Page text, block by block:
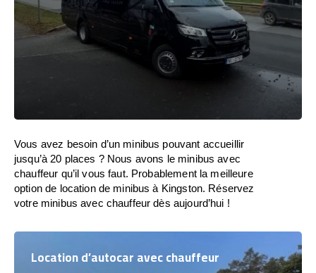
Vous avez besoin d’un minibus pouvant accueillir
jusqu’à 20 places ? Nous avons le minibus avec
chauffeur qu’il vous faut. Probablement la meilleure
option de location de minibus à Kingston. Réservez
votre minibus avec chauffeur dès aujourd’hui !
Location d’autocar avec chauffeur